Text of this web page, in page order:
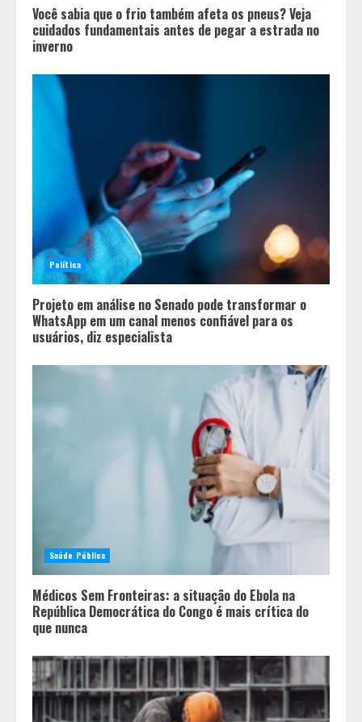
Você sabia que o frio também afeta os pneus? Veja
cuidados fundamentais antes de pegar a estrada no
inverno
Política
Projeto em análise no Senado pode transformar o
WhatsApp em um canal menos confiável para os
usuários, diz especialista
Saúde Pública
Médicos Sem Fronteiras: a situação do Ebola na
República Democrática do Congo é mais crítica do
que nunca